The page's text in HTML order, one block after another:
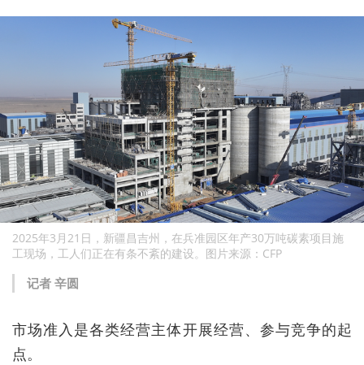
2025年3月21日，新疆昌吉州，在兵准园区年产30万吨碳素项目施
工现场，工人们正在有条不紊的建设。图片来源：CFP
记者 辛圆
市场准入是各类经营主体开展经营、参与竞争的起
点。